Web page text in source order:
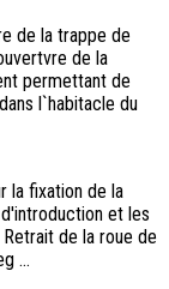
de la trappe de
de la
permettant de
l`habitacle du
la fixation de la
et les
de la roue de
...